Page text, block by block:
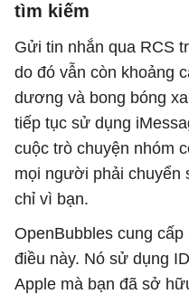
tìm kiếm
Gửi tin nhắn qua RCS
do đó vẫn còn khoảng
dương và bong bóng
tiếp tục sử dụng
cuộc trò chuyện nhóm
mọi người phải chuyển
chỉ vì bạn.
OpenBubbles cung
điều này. Nó sử dụng
Apple mà bạn đã sở